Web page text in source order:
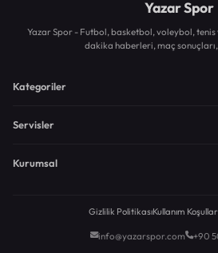
Yazar Spor
Yazar Spor - Futbol, basketbol, voleybol, tenis
dakika haberleri, maç
Kategoriler
Servisler
Kurumsal
Gizlilik PolitikasıKullanım
info@yazarspor.com +90